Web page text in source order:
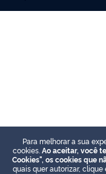
Para melhorar a sua
cookies. Ao aceitar, você
Cookies", os cookies que
quais quer autorizar, clique